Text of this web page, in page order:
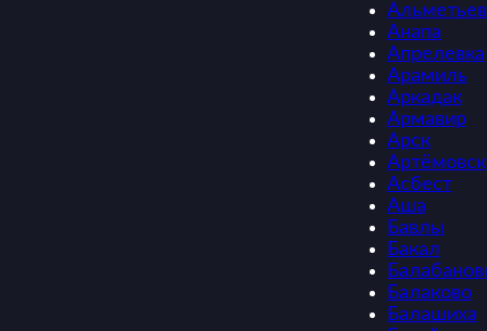
Анапа
Апрелевка
Арамиль
Аркадак
Армавир
Арск
Артёмовск
Асбест
Аша
Бавлы
Бакал
Балаково
Балашиха